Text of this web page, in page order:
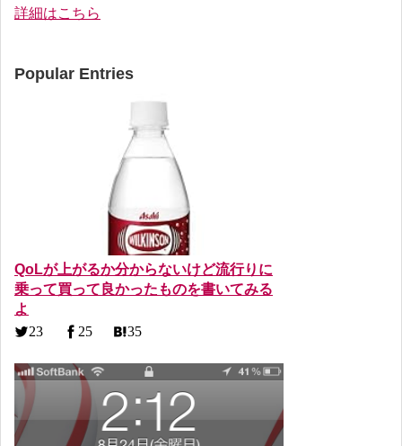
詳細はこちら
Popular Entries
QoLが上がるか分からないけど流行りに
乗って買って良かったものを書いてみる
よ
23 25 35